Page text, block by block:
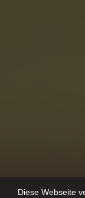
Diese Webseite